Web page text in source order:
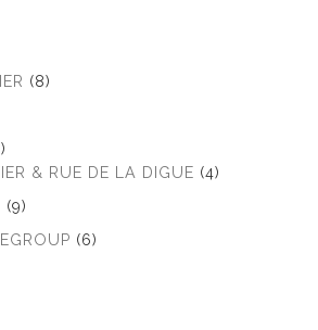
(8)
& RUE DE LA DIGUE (4)
(9)
(6)